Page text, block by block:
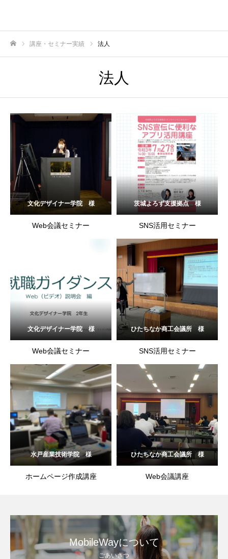
講座・セミナー実績 法人
法人
文化デザイナー学院 様
Web会議セミナー
茨城よろず支援拠点 様
SNS活用セミナー
文化デザイナー学院 様
Web会議セミナー
ひたちなか商工会議所 様
SNS活用セミナー
水戸産業技術学院 様
ホームページ作成講座
ひたちなか商工会議所 様
Web会議講座
MobileWayについて
ごあいさつ